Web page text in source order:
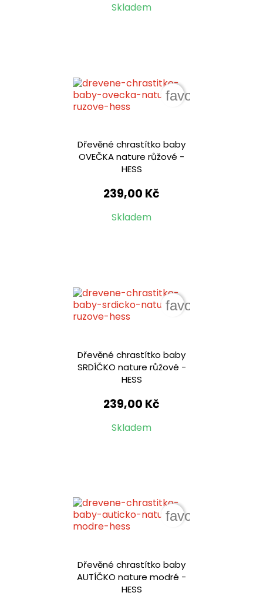
Skladem
Dřevěné chrastítko baby
OVEČKA nature růžové -
HESS
239,00 Kč
Skladem
favorite_border
Dřevěné chrastítko baby
SRDÍČKO nature růžové -
HESS
239,00 Kč
Skladem
favorite_border
Dřevěné chrastítko baby
AUTÍČKO nature modré -
HESS
favorite_border